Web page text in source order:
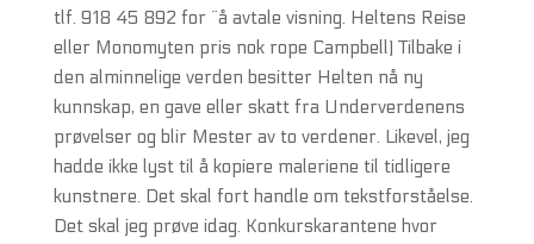
tlf. 918 45 892 for ¨å avtale visning. Heltens Reise
eller Monomyten pris nok rope Campbell) Tilbake i
den alminnelige verden besitter Helten nå ny
kunnskap, en gave eller skatt fra Underverdenens
prøvelser og blir Mester av to verdener. Likevel, jeg
hadde ikke lyst til å kopiere maleriene til tidligere
kunstnere. Det skal fort handle om tekstforståelse.
Det skal jeg prøve idag. Konkurskarantene hvor